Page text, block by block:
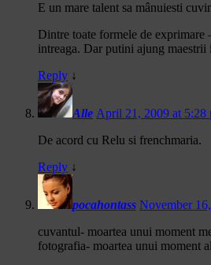
E un mare talent sa mânuiesti
Dintre toate formele de
intreaga. Dar putini ajung maestrii
Reply ↓
Alle April 21, 2009 at 5:28
De acord cu Relu si frenchmaria.
Reply ↓
pocahontass November
cuvantul- moartea unui moment
fotografia- moartea unui moment